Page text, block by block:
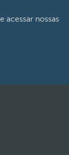
acessar nossas